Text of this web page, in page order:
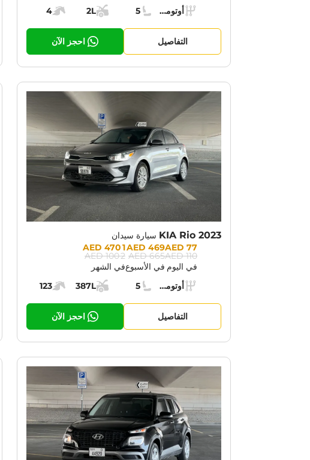
Specs:ناقل الحركة:
أوتوماتيك (AT)
مقاعد:
5
مساحة الشحن:
2L
قوة المحرك:
4
التفاصيل احجز الآن
KIA Rio 2023 سيارة سيدان
Prices:
77 AED
110 AED
في اليوم
469 AED
665 AED
في الأسبوع
1 470 AED
2 100 AED
في الشهر
Specs:ناقل الحركة:
أوتوماتيك (AT)
مقاعد:
5
مساحة الشحن:
387L
قوة المحرك:
123
التفاصيل احجز الآن